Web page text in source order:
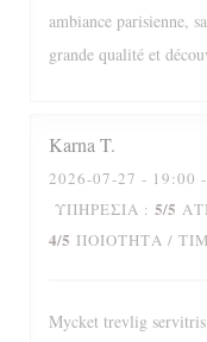
ambiance parisienne,
grande qualité et
Karna T
2026-07-27 - 19:00
ΥΠΗΡΕΣΊΑ : 5/5
4/5 ΠΟΙΌΤΗΤΑ /
Mycket trevlig